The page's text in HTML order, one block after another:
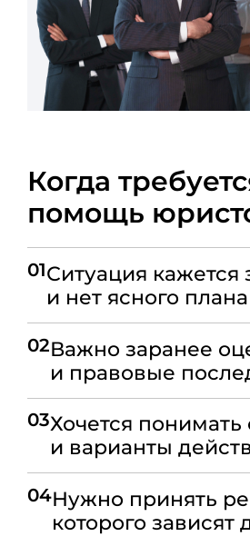
Когда
помощь
01Ситуация кажется
и нет ясного плана
02Важно заранее
и правовые
03Хочется понимать
и варианты
04Нужно принять
которого зависят